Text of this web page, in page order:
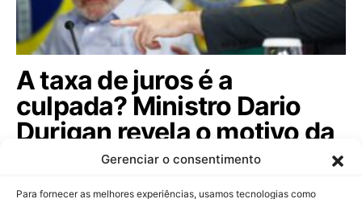
Gerenciar o consentimento
Para fornecer as melhores experiências, usamos tecnologias como
A taxa de juros é a
culpada? Ministro Dario
Durigan revela o motivo da
dívida pública subir; veja!
Ministro da Fazenda afasta rumores sobre controle